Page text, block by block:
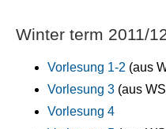
Winter term 2011/
Vorlesung 1-2 (aus
Vorlesung 3 (aus
Vorlesung 4